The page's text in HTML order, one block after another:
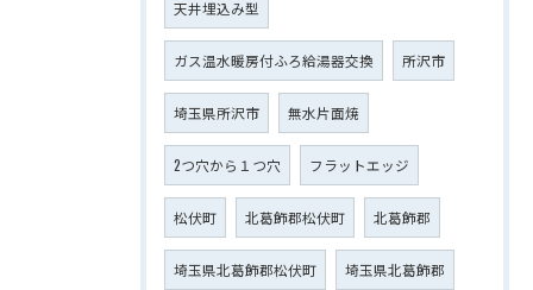
天井埋込み型
ガス温水暖房付ふろ給湯器交換 所沢市
埼玉県所沢市 無水片面焼
2つ穴から１つ穴 フラットエッジ
松伏町 北葛飾郡松伏町 北葛飾郡
埼玉県北葛飾郡松伏町 埼玉県北葛飾郡